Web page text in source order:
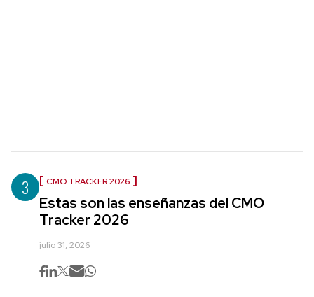
3 CMO TRACKER 2026
Estas son las enseñanzas del CMO
Tracker 2026
julio 31, 2026